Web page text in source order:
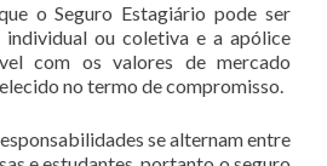
o Seguro Estagiário pode ser
ou coletiva e a apólice
com os valores de mercado
no termo de compromisso.
se alternam entre